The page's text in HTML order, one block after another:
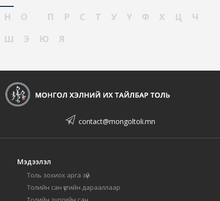
Н
О П Р С Т У Ү Ф Х Ц
Ч
Ш
Э Ю Я
contact@mongoltoli.mn
Мэдээлэл
Толь зохиох арга зүй
Толийн сан үсгийн дарааллаар